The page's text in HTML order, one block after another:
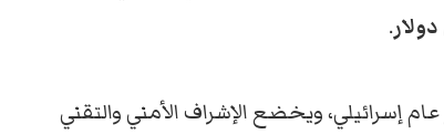
.
إسرائيلي، ويخضع الإشراف الأمني والتقني